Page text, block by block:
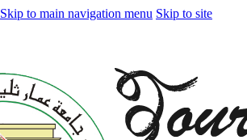
Skip to main navigation menu Skip to site